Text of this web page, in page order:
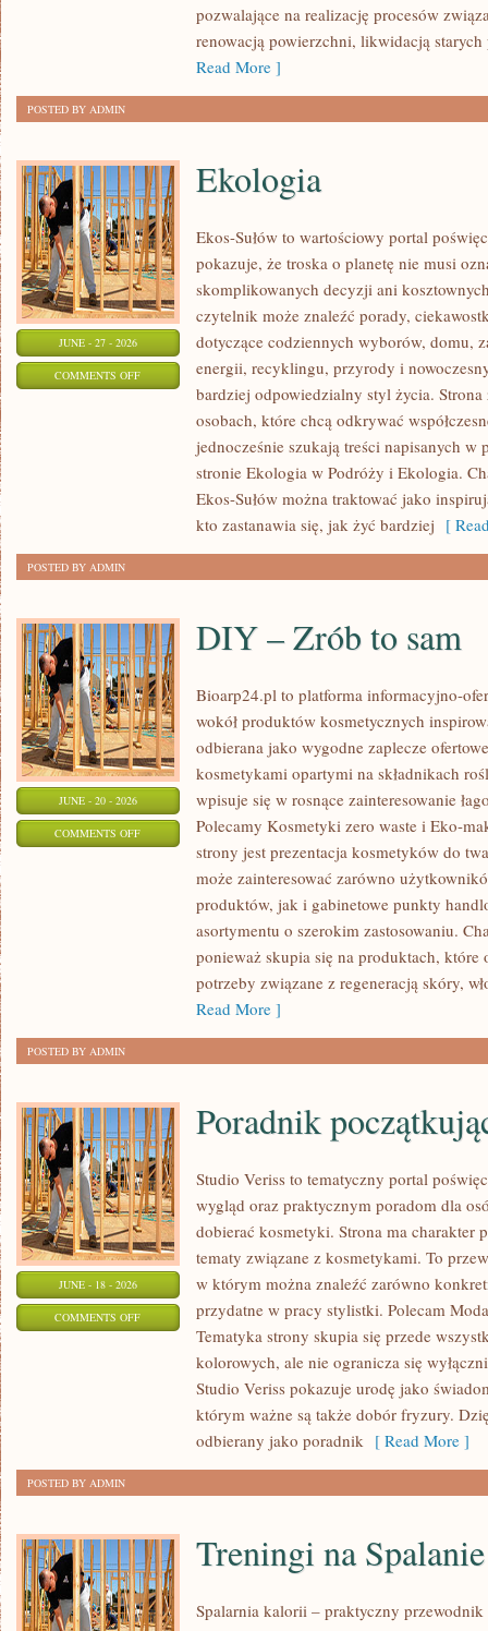
pozwalające na realizację procesów
renowacją powierzchni, likwidacją
Read More ]
POSTED BY ADMIN
JUNE - 27 - 2026
COMMENTS OFFON
Ekologia
Ekos-Sułów to wartościowy portal
pokazuje, że troska o planetę nie musi
skomplikowanych decyzji ani
czytelnik może znaleźć porady,
dotyczące codziennych wyborów, domu,
energii, recyklingu, przyrody i
bardziej odpowiedzialny styl życia. Strona
osobach, które chcą odkrywać
jednocześnie szukają treści napisanych w
stronie Ekologia w Podróży i Ekologia.
Ekos-Sułów można traktować jako
kto zastanawia się, jak żyć bardziej [
POSTED BY ADMIN
JUNE - 20 - 2026
COMMENTS OFFON
DIY – Zrób to sam
Bioarp24.pl to platforma informacyjno-
wokół produktów kosmetycznych
odbierana jako wygodne zaplecze
kosmetykami opartymi na składnikach
wpisuje się w rosnące zainteresowanie
Polecamy Kosmetyki zero waste i Eko-
strony jest prezentacja kosmetyków do
może zainteresować zarówno
produktów, jak i gabinetowe punkty
asortymentu o szerokim zastosowaniu.
ponieważ skupia się na produktach, które
potrzeby związane z regeneracją skóry,
Read More ]
POSTED BY ADMIN
JUNE - 18 - 2026
COMMENTS OFFON
POCZĄTKUJĄCEJ
Poradnik
Studio Veriss to tematyczny portal
wygląd oraz praktycznym poradom dla
dobierać kosmetyki. Strona ma charakter
tematy związane z kosmetykami. To
w którym można znaleźć zarówno
przydatne w pracy stylistki. Polecam
Tematyka strony skupia się przede
kolorowych, ale nie ogranicza się
Studio Veriss pokazuje urodę jako
którym ważne są także dobór fryzury.
odbierany jako poradnik [ Read More ]
POSTED BY ADMIN
Treningi na
Spalarnia kalorii – praktyczny